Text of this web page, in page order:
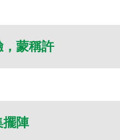
蒙稱許
陣